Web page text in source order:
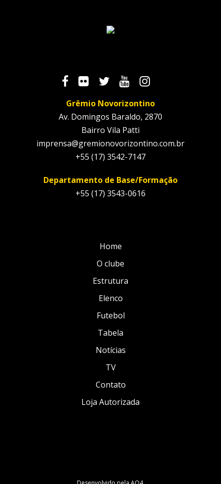
Grêmio Novorizontino
Av. Domingos Baraldo, 2870
Bairro Vila Patti
imprensa@gremionovorizontino.com.br
+55 (17) 3542-7147
Departamento de Base/Formação
+55 (17) 3543-0616
Home
O clube
Estrutura
Elenco
Futebol
Tabela
Notícias
TV
Contato
Loja Autorizada